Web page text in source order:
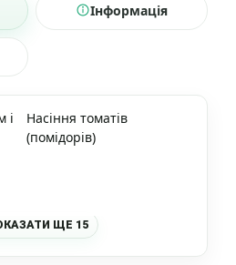
Інформація
і
Насіння томатів
(помідорів)
ЩЕ 15